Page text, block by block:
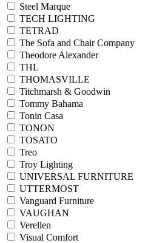
Steel Marque
TECH LIGHTING
TETRAD
The Sofa and Chair Company
Theodore Alexander
THL
THOMASVILLE
Titchmarsh & Goodwin
Tommy Bahama
Tonin Casa
TONON
TOSATO
Treo
Troy Lighting
UNIVERSAL FURNITURE
UTTERMOST
Vanguard Furniture
VAUGHAN
Verellen
Visual Comfort